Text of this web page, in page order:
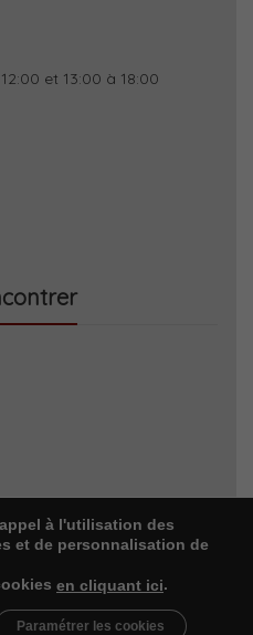
et 13:00 à 18:00
à l'utilisation des
et de personnalisation de
en cliquant ici.
Paramétrer les cookies